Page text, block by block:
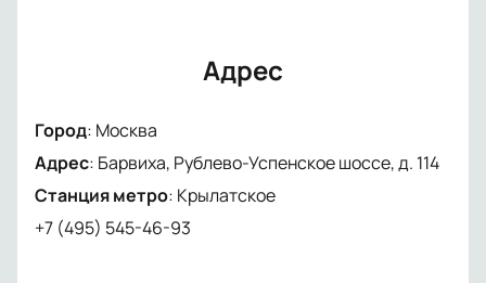
Адрес
Город: Москва
Адрес: Барвиха, Рублево-Успенское шоссе, д. 114
Станция метро: Крылатское
+7 (495) 545-46-93